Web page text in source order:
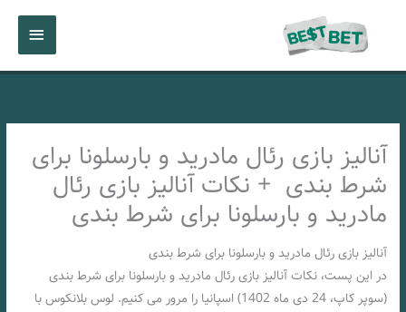
اصلی
آنالیز بازی رئال مادرید و بارسلونا برای
شرط بندی + نکات آنالیز بازی رئال
مادرید و بارسلونا برای شرط بندی
آنالیز بازی رئال مادرید و بارسلونا برای شرط بندی
در این پست، نکات آنالیز بازی رئال مادرید و بارسلونا برای شرط بندی
(سوپر کاپ، 24 دی ماه 1402) اسپانیا را مرور می کنیم. لوس بلانکوس با